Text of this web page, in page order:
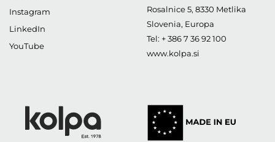
Instagram
LinkedIn
YouTube
Rosalnice 5, 8330 Metlika
Slovenia, Europa
Tel: + 386 7 36 92 100
www.kolpa.si